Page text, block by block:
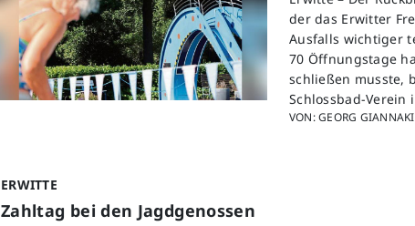
der das Erwitter
Ausfalls wichtiger
70 Öffnungstage
schließen musste,
Schlossbad-Verein
VON: GEORG
ERWITTE
Zahltag bei den Jagdgenossen